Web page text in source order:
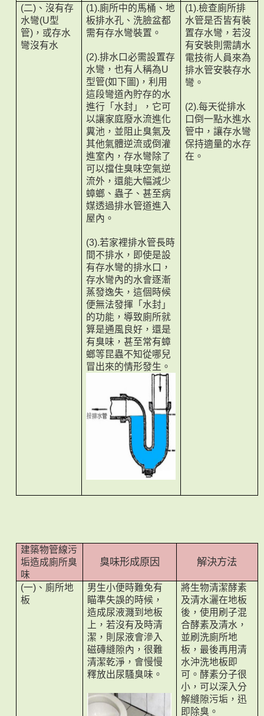
(二)、沒有存
水彎(U型
管)，或存水
彎沒有水
(1).廁所中的馬桶、地
板排水孔、洗臉盆都
需有存水彎裝置。
(2).排水口必需設置存
水彎，也有人稱為U
型管(如下圖)，利用
這段彎道內貯存的水
進行「水封」，它可
以讓家庭廢水流進化
糞池，並阻止臭氣及
其他氣體逆流或倒灌
進室內，存水彎除了
可以擋住臭味空氣逆
流外，還能大幅減少
蟑螂、蟲子、甚至病
媒透過排水管道進入
屋內。
(3).若家裡排水管長時
間不排水，即使是設
有存水彎的排水口，
存水彎內的水會逐漸
蒸發逸失，這個時候
便無法發揮「水封」
的功能，導致廁所就
算是通風良好，還是
有臭味，甚至常有蟑
螂等昆蟲不知從哪兒
冒出來的情形發生。
(1).檢查廁所排
水管是否皆有裝
置存水彎，若沒
有安裝則需請水
電技術人員來為
排水管安裝存水
彎。
(2).每天從排水
口倒一點水進水
管中，讓存水彎
保持適量的水存
在。
建築物管線污
垢造成廁所臭
味
臭味形成原因 解決方法
(一)、廁所地
板
男生小便時難免有
瞄準失誤的時候，
造成尿液濺到地板
上，若沒有及時清
潔，則尿液會滲入
磁磚縫隙內，很難
清潔乾淨，會慢慢
釋放出尿騷臭味。
將生物清潔酵素
及清水灑在地板
後，使用刷子混
合酵素及清水，
並刷洗廁所地
板，最後再用清
水沖洗地板即
可。酵素分子很
小，可以深入分
解縫隙污垢，迅
即除臭。